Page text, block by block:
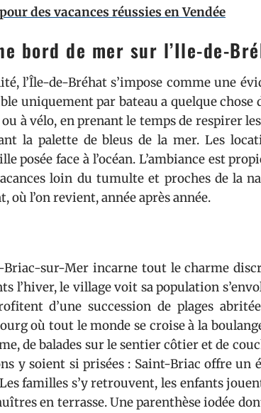
des vacances réussies en Vendée
bord de mer sur l’Ile-de-
l’Île-de-Bréhat s’impose comme une
uniquement par bateau a quelque chose
à vélo, en prenant le temps de respirer
la palette de bleus de la mer. Les
posée face à l’océan. L’ambiance est
loin du tumulte et proches de la
l’on revient, année après année.
Briac-sur-Mer incarne tout le charme
l’hiver, le village voit sa population
d’une succession de plages
où tout le monde se croise à la
de balades sur le sentier côtier et de
y soient si prisées : Saint-Briac offre un
familles s’y retrouvent, les enfants
en terrasse. Une parenthèse iodée